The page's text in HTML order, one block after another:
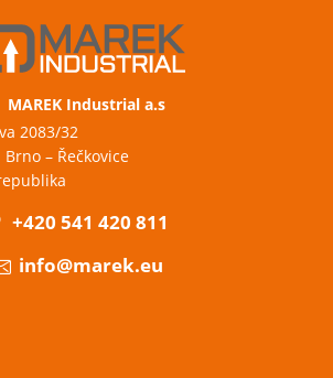
MAREK Industrial a.s
2083/32
– Řečkovice
+420 541 420 811
info@marek.eu